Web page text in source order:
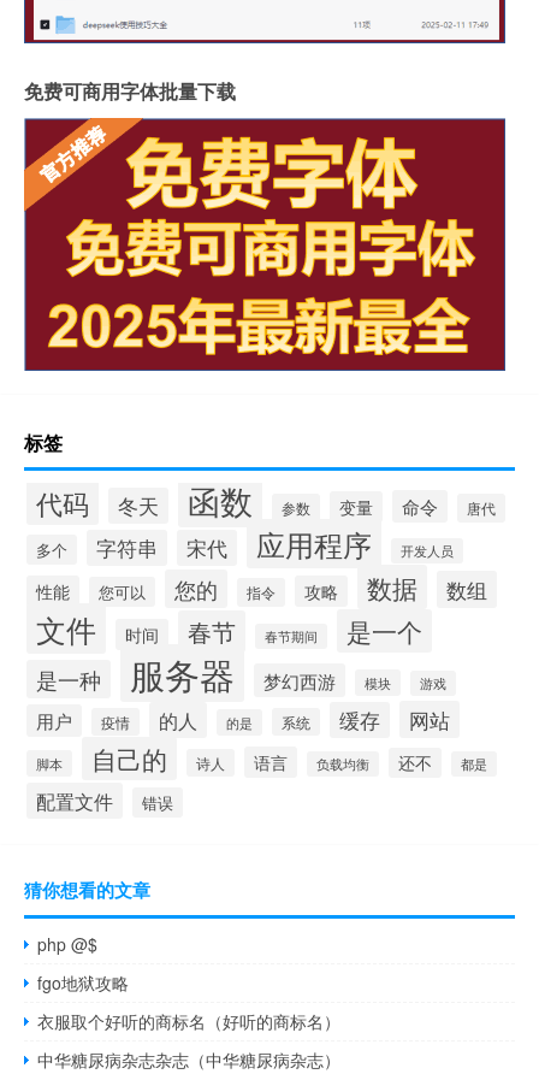
免费可商用字体批量下载
标签
代码 冬天 函数 参数 变量 命令 唐代
多个 字符串 宋代 应用程序 开发人员
性能 您可以 您的 指令 攻略 数据 数组
文件 时间 春节 春节期间 是一个
是一种 服务器 梦幻西游 模块 游戏
用户 疫情 的人 的是 系统 缓存 网站
脚本 自己的 诗人 语言 负载均衡 还不 都是
配置文件 错误
猜你想看的文章
php @$
fgo地狱攻略
衣服取个好听的商标名（好听的商标名）
中华糖尿病杂志杂志（中华糖尿病杂志）